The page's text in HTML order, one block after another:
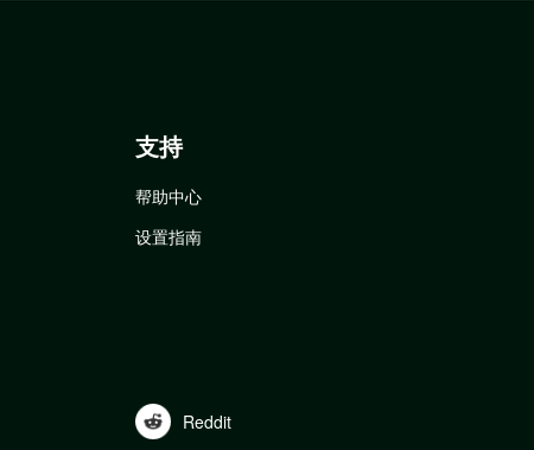
支持
帮助中心
设置指南
Reddit